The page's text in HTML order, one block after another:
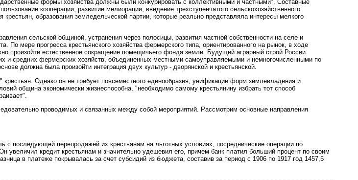
формы хозяйства должны были конкурировать с коллективными и частными". Составные
кооперации, развитие мелиорации, введение трехступенчатого сельскохозяйственного
крестьян, образования земледельческой партии, которые реально представляла интересы мелкого
сельской общиной, устранения через полосицы, развития частной собственности на селе и
По мере прогресса крестьянского хозяйства фермерского типа, ориентированного на рынок, в ходе
произойти естественное сокращение помещичьего фонда земли. Будущий аграрный строй России
и средних фермерских хозяйств, объединенных местными самоуправляемыми и немногочисленными по
должна была произойти интеграция двух культур - дворянской и крестьянской.
Однако он не требует повсеместного единообразия, унификации форм землевладения и
община экономически жизнеспособна, "необходимо самому крестьянину избрать тот способ
проводимых и связанных между собой мероприятий. Рассмотрим основные направления
с последующей перепродажей их крестьянам на льготных условиях, посреднические операции по
увеличил кредит крестьянам и значительно удешевил его, причем банк платил больший процент по своим
в платеже покрывалась за счет субсидий из бюджета, составив за период с 1906 по 1917 год 1457,5